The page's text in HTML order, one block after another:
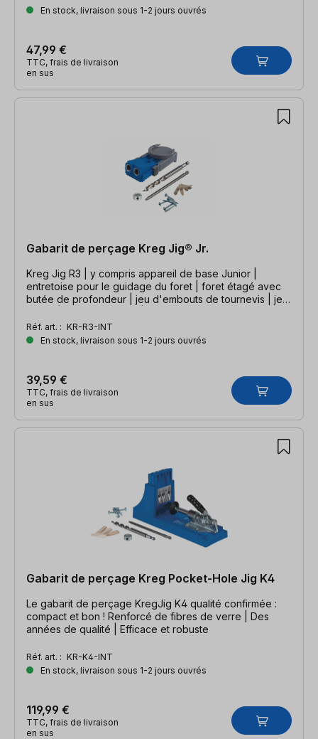
En stock, livraison sous 1-2 jours ouvrés
47,99 €
TTC, frais de livraison
en sus
Gabarit de perçage Kreg Jig® Jr.
Kreg Jig R3 | y compris appareil de base Junior |
entretoise pour le guidage du foret | foret étagé avec
butée de profondeur | jeu d'embouts de tournevis | jeu
Réf. art. : KR-R3-INT
En stock, livraison sous 1-2 jours ouvrés
39,59 €
TTC, frais de livraison
en sus
Gabarit de perçage Kreg Pocket-Hole Jig K4
Le gabarit de perçage KregJig K4 qualité confirmée :
compact et bon ! Renforcé de fibres de verre | Des
années de qualité | Efficace et robuste
Réf. art. : KR-K4-INT
En stock, livraison sous 1-2 jours ouvrés
119,99 €
TTC, frais de livraison
en sus